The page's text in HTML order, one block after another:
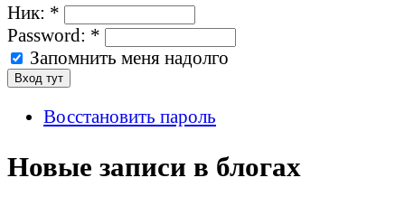
Ник: *
Password: *
Запомнить меня надолго
Восстановить пароль
Новые записи в блогах